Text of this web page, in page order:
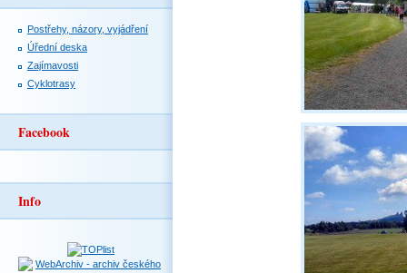
Postřehy, názory, vyjádření
Úřední deska
Zajímavosti
Cyklotrasy
Facebook
Info